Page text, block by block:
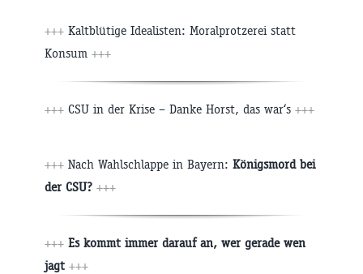
+++ Kaltblütige Idealisten: Moralprotzerei statt
Konsum +++
+++ CSU in der Krise – Danke Horst, das war‘s +++
+++ Nach Wahlschlappe in Bayern: Königsmord bei
der CSU? +++
+++ Es kommt immer darauf an, wer gerade wen
jagt +++